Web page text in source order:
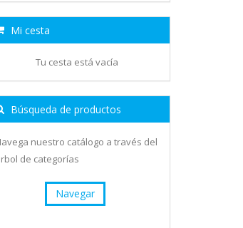
Mi cesta
Tu cesta está vacía
Búsqueda de productos
nuestro catálogo a través del
de categorías
Navegar